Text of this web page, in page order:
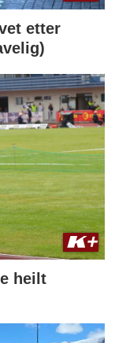
etter
heilt